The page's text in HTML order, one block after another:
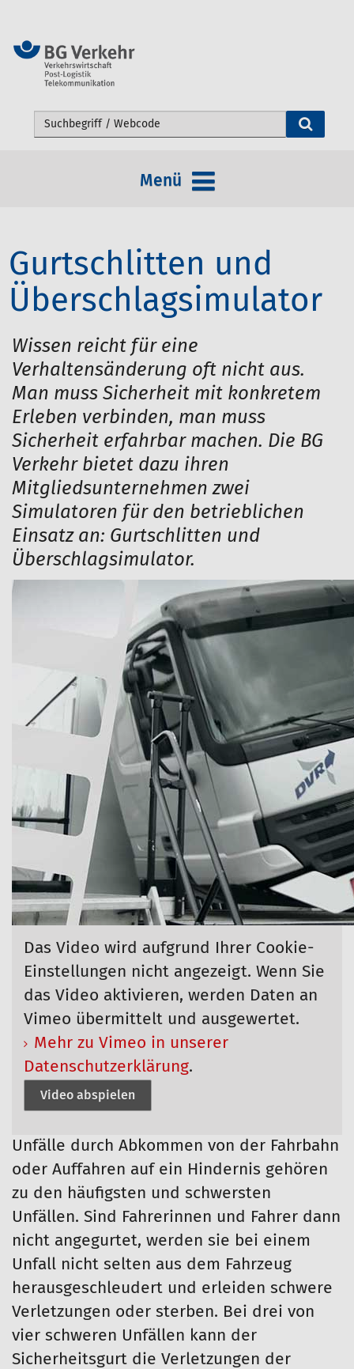
Webseite durchsuchen
Menü
Gurtschlitten und
Überschlagsimulator
Wissen reicht für eine
Verhaltensänderung oft nicht aus.
Man muss Sicherheit mit konkretem
Erleben verbinden, man muss
Sicherheit erfahrbar machen. Die BG
Verkehr bietet dazu ihren
Mitgliedsunternehmen zwei
Simulatoren für den betrieblichen
Einsatz an: Gurtschlitten und
Überschlagsimulator.
Das Video wird aufgrund Ihrer Cookie-
Einstellungen nicht angezeigt. Wenn Sie
das Video aktivieren, werden Daten an
Vimeo übermittelt und ausgewertet.
Mehr zu Vimeo in unserer
Datenschutzerklärung.
Video abspielen
Unfälle durch Abkommen von der Fahrbahn
oder Auffahren auf ein Hindernis gehören
zu den häufigsten und schwersten
Unfällen. Sind Fahrerinnen und Fahrer dann
nicht angegurtet, werden sie bei einem
Unfall nicht selten aus dem Fahrzeug
herausgeschleudert und erleiden schwere
Verletzungen oder sterben. Bei drei von
vier schweren Unfällen kann der
Sicherheitsgurt die Verletzungen der